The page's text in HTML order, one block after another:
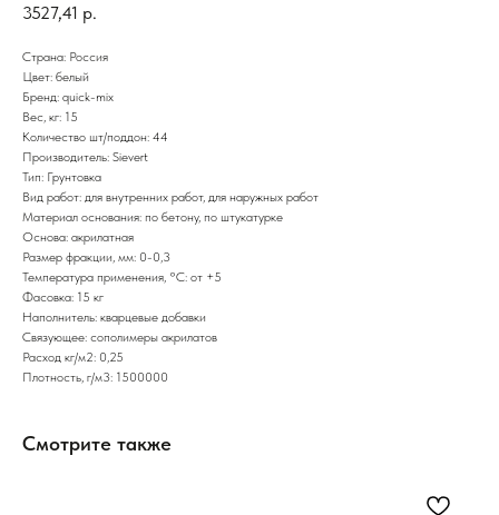
3527,41 р.
Страна: Россия
Цвет: белый
Бренд: quick-mix
Вес, кг: 15
Количество шт/поддон: 44
Производитель: Sievert
Тип: Грунтовка
Вид работ: для внутренних работ, для наружных работ
Материал основания: по бетону, по штукатурке
Основа: акрилатная
Размер фракции, мм: 0-0,3
Температура применения, °С: от +5
Фасовка: 15 кг
Наполнитель: кварцевые добавки
Связующее: сополимеры акрилатов
Расход кг/м2: 0,25
Плотность, г/м3: 1500000
Смотрите также